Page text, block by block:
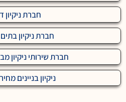
חברת ניקיון
חברת ניקיון
חברת שירותי ניקיון
ניקיון בניינים מחיר